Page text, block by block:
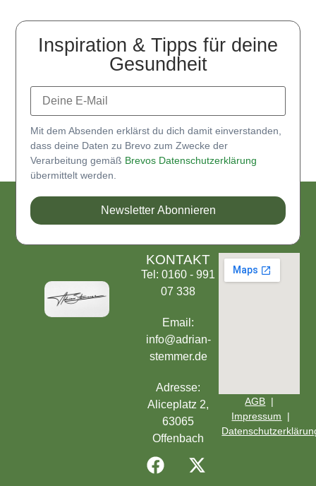
Inspiration & Tipps für deine
Gesundheit
Mit dem Absenden erklärst du dich damit einverstanden,
dass deine Daten zu Brevo zum Zwecke der
Verarbeitung gemäß Brevos Datenschutzerklärung
übermittelt werden.
Newsletter Abonnieren
KONTAKT
Tel: 0160 - 991
07 338
Email:
info@adrian-
stemmer.de
Adresse:
Aliceplatz 2,
63065
Offenbach
AGB |
Impressum |